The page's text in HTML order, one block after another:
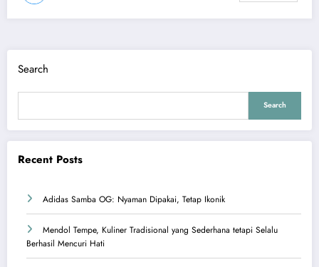
Search
Search
Recent Posts
Adidas Samba OG: Nyaman Dipakai, Tetap Ikonik
Mendol Tempe, Kuliner Tradisional yang Sederhana tetapi Selalu
Berhasil Mencuri Hati